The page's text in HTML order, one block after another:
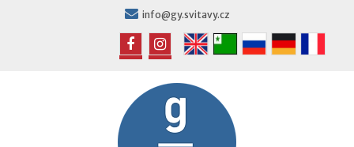
info@gy.svitavy.cz
FB IG